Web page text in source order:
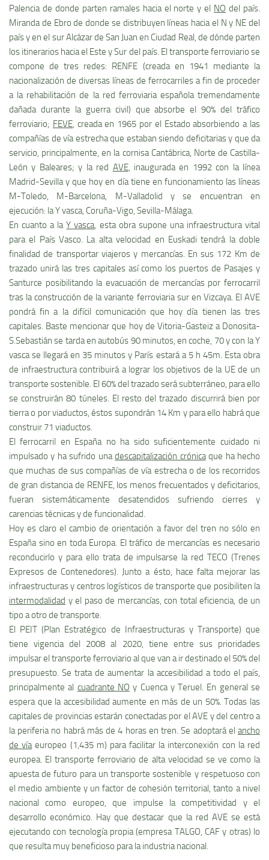
Palencia de donde parten ramales hacia el norte y el NO del paí­s.
Miranda de Ebro de donde se distribuyen lí­neas hacia el N y NE del
paí­s y en el sur Alcázar de San Juan en Ciudad Real, de dónde parten
los itinerarios hacia el Este y Sur del paí­s. El transporte ferroviario se
compone de tres redes: RENFE (creada en 1941 mediante la
nacionalización de diversas lí­neas de ferrocarriles a fin de proceder
a la rehabilitación de la red ferroviaria española tremendamente
dañada durante la guerra civil) que absorbe el 90% del tráfico
ferroviario; FEVE, creada en 1965 por el Estado absorbiendo a las
compañí­as de ví­a estrecha que estaban siendo deficitarias y que da
servicio, principalmente, en la cornisa Cantábrica, Norte de Castilla-
León y Baleares; y la red AVE, inaugurada en 1992 con la lí­nea
Madrid-Sevilla y que hoy en dí­a tiene en funcionamiento las lí­neas
M-Toledo, M-Barcelona, M-Valladolid y se encuentran en
ejecución: la Y vasca, Coruña-Vigo, Sevilla-Málaga.
En cuanto a laY vasca, esta obra supone una infraestructura vital
para el Paí­s Vasco. La alta velocidad en Euskadi tendrá la doble
finalidad de transportar viajeros y mercancí­as. En sus 172 Km de
trazado unirá las tres capitales así­ como los puertos de Pasajes y
Santurce posibilitando la evacuación de mercancí­as por ferrocarril
tras la construcción de la variante ferroviaria sur en Vizcaya. El AVE
pondrá fin a la difí­cil comunicación que hoy dí­a tienen las tres
capitales. Baste mencionar que hoy de Vitoria-Gasteiz a Donosita-
S.Sebastián se tarda en autobús 90 minutos, en coche, 70 y con la Y
vasca se llegará en 35 minutos y Parí­s estará a 5 h 45m. Esta obra
de infraestructura contribuirá a lograr los objetivos de la UE de un
transporte sostenible. El 60% del trazado será subterráneo, para ello
se construirán 80 túneles. El resto del trazado discurrirá bien por
tierra o por viaductos, éstos supondrán 14 Km y para ello habrá que
construir 71 viaductos.
El ferrocarril en España no ha sido suficientemente cuidado ni
impulsado y ha sufrido unadescapitalización crónicaque ha hecho
que muchas de sus compañí­as de ví­a estrecha o de los recorridos
de gran distancia de RENFE, los menos frecuentados y deficitarios,
fueran sistemáticamente desatendidos sufriendo cierres y
carencias técnicas y de funcionalidad.
Hoy es claro el cambio de orientación a favor del tren no sólo en
España sino en toda Europa. El tráfico de mercancí­as es necesario
reconducirlo y para ello trata de impulsarse la red TECO (Trenes
Expresos de Contenedores). Junto a ésto, hace falta mejorar las
infraestructuras y centros logí­sticos de transporte que posibiliten la
intermodalidad y el paso de mercancí­as, con total eficiencia, de un
tipo a otro de transporte.
El PEIT (Plan Estratégico de Infraestructuras y Transporte) que
tiene vigencia del 2008 al 2020, tiene entre sus prioridades
impulsar el transporte ferroviario al que van a ir destinado el 50% del
presupuesto. Se trata de aumentar la accesibilidad a todo el paí­s,
principalmente al cuadrante NO y Cuenca y Teruel. En general se
espera que la accesibilidad aumente en más de un 50%. Todas las
capitales de provincias estarán conectadas por el AVE y del centro a
la periferia no habrá más de 4 horas en tren. Se adoptará el ancho
de ví­aeuropeo (1,435 m) para facilitar la interconexión con la red
europea. El transporte ferroviario de alta velocidad se ve como la
apuesta de futuro para un transporte sostenible y respetuoso con
el medio ambiente y un factor de cohesión territorial, tanto a nivel
nacional como europeo, que impulse la competitividad y el
desarrollo económico. Hay que destacar que la red AVE se está
ejecutando con tecnologí­a propia (empresa TALGO, CAF y otras) lo
que resulta muy beneficioso para la industria nacional.